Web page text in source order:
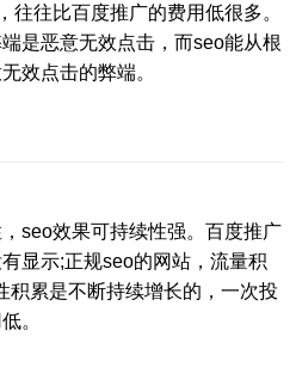
往往比百度推广的费用低很多。
是恶意无效点击，而seo能从根
效点击的弊端。
效果可持续性强。百度推广
显示;正规seo的网站，流量积
积累是不断持续增长的，一次投
。